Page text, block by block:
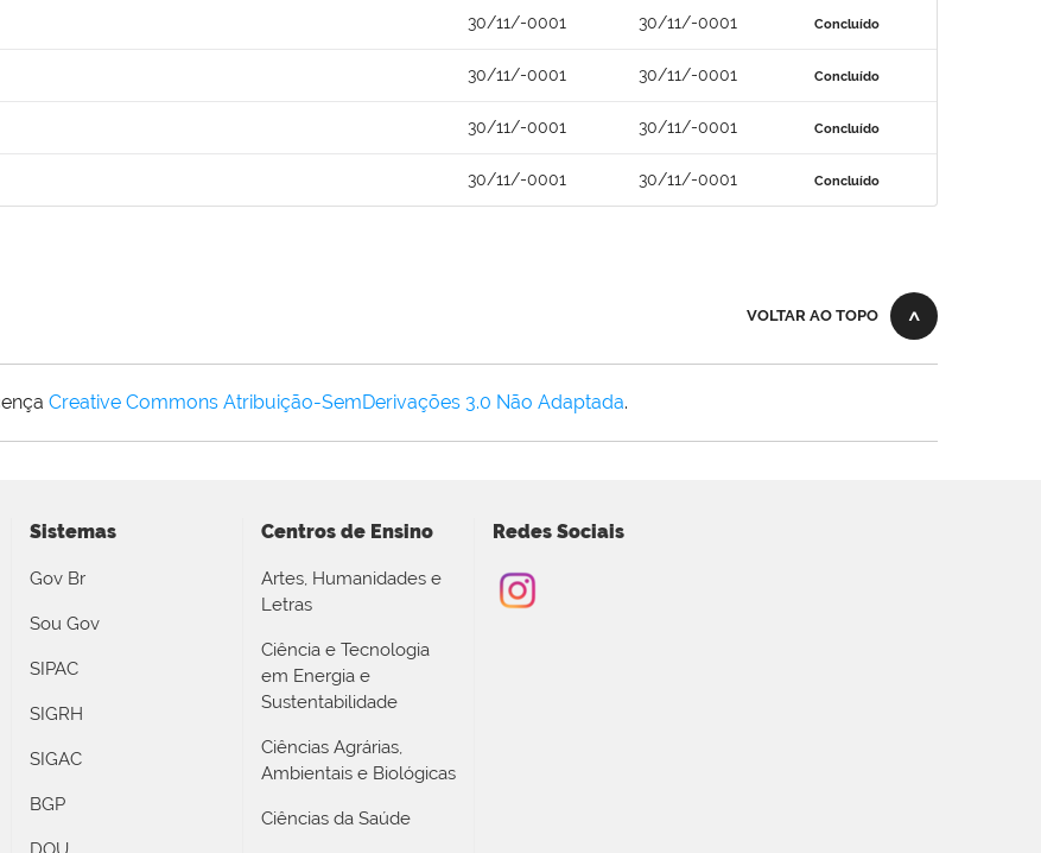
30/11/-0001 30/11/-0001 Concluído
30/11/-0001 30/11/-0001 Concluído
30/11/-0001 30/11/-0001 Concluído
30/11/-0001 30/11/-0001 Concluído
VOLTAR AO TOPO
Creative Commons Atribuição-SemDerivações 3.0 Não Adaptada.
Sistemas
Gov Br
Sou Gov
SIPAC
SIGRH
SIGAC
BGP
Centros de Ensino
Artes, Humanidades e
Letras
Ciência e Tecnologia
em Energia e
Sustentabilidade
Ciências Agrárias,
Ambientais e Biológicas
Ciências da Saúde
Redes Sociais